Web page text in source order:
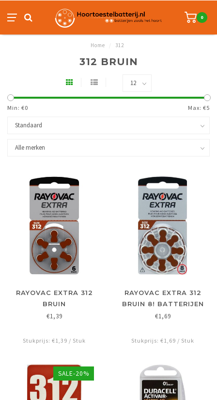
0
Home 312
312 BRUIN
Min: €0 Max: €5
RAYOVAC EXTRA 312
BRUIN
€1,39
Stukprijs: €1,39 / Stuk
RAYOVAC EXTRA 312
BRUIN 8! BATTERIJEN
€1,69
Stukprijs: €1,69 / Stuk
SALE-20%